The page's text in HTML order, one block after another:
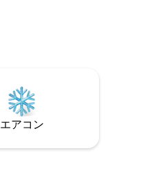
エアコン